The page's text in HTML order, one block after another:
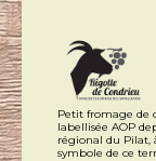
Petit fromage de
labellisée AOP
régional du Pilat,
symbole de ce